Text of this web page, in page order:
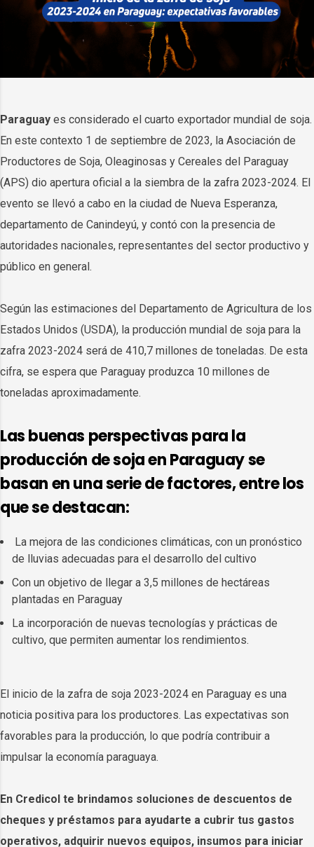
Paraguay es considerado el cuarto exportador mundial de soja.
En este contexto 1 de septiembre de 2023, la Asociación de
Productores de Soja, Oleaginosas y Cereales del Paraguay
(APS) dio apertura oficial a la siembra de la zafra 2023-2024. El
evento se llevó a cabo en la ciudad de Nueva Esperanza,
departamento de Canindeyú, y contó con la presencia de
autoridades nacionales, representantes del sector productivo y
público en general.
Según las estimaciones del Departamento de Agricultura de los
Estados Unidos (USDA), la producción mundial de soja para la
zafra 2023-2024 será de 410,7 millones de toneladas. De esta
cifra, se espera que Paraguay produzca 10 millones de
toneladas aproximadamente.
Las buenas perspectivas para la
producción de soja en Paraguay se
basan en una serie de factores, entre los
que se destacan:
La mejora de las condiciones climáticas, con un pronóstico
de lluvias adecuadas para el desarrollo del cultivo
Con un objetivo de llegar a 3,5 millones de hectáreas
plantadas en Paraguay
La incorporación de nuevas tecnologías y prácticas de
cultivo, que permiten aumentar los rendimientos.
El inicio de la zafra de soja 2023-2024 en Paraguay es una
noticia positiva para los productores. Las expectativas son
favorables para la producción, lo que podría contribuir a
impulsar la economía paraguaya.
En Credicol te brindamos soluciones de descuentos de
cheques y préstamos para ayudarte a cubrir tus gastos
operativos, adquirir nuevos equipos, insumos para iniciar